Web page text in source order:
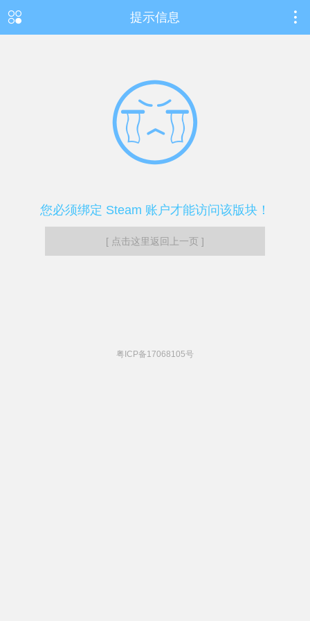
提示信息
您必须绑定 Steam 账户才能访问该版块！
[ 点击这里返回上一页 ]
粤ICP备17068105号